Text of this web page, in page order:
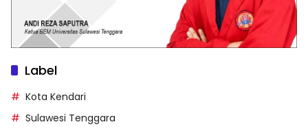
Label
Kota Kendari
Sulawesi Tenggara